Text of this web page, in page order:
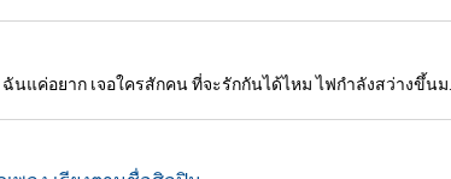
แค่อยาก เจอใครสักคน ที่จะรักกันได้ไหม ไฟกำลังสว่างขึ้นม...